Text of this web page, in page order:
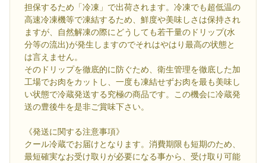
担保するため「冷凍」で出荷されます。冷凍でも超低温の
高速冷凍機等で凍結するため、鮮度や美味しさは保持され
ますが、自然解凍の際にどうしても若干量のドリップ(水
分等の流出)が発生しますのでそれはやはり最高の状態と
は言えません。
そのドリップを徹底的に防ぐため、衛生管理を徹底した加
工場でお肉をカットし、一度も凍結せずお肉を最も美味し
い状態で冷蔵発送する究極の商品です。この機会に冷蔵発
送の豊後牛を是非ご賞味下さい。
《発送に関する注意事項》
クール冷蔵でお届けとなります。消費期限も短期のため、
最短確実なお受け取りが必要になる事から、受け取り可能